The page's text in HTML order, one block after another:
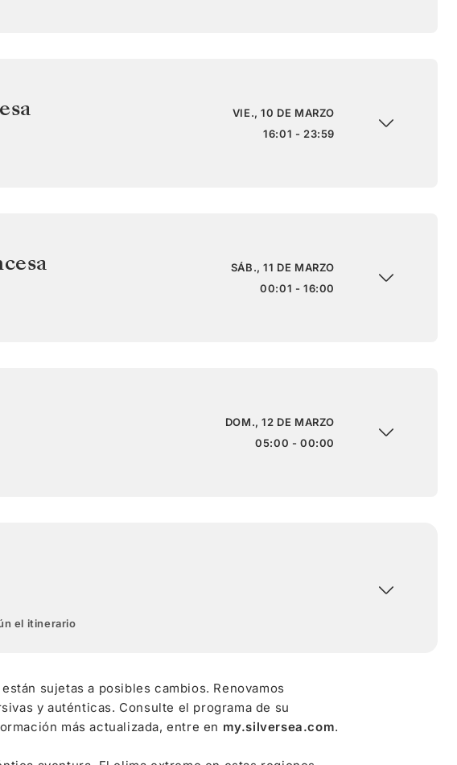
VIE., 10 DE MARZO
16:01 - 23:59
SÁB., 11 DE MARZO
00:01 - 16:00
DOM., 12 DE MARZO
05:00 - 00:00
el itinerario
sujetas a posibles cambios. Renovamos
y auténticas. Consulte el programa de su
más actualizada, entre en my.silversea.com.